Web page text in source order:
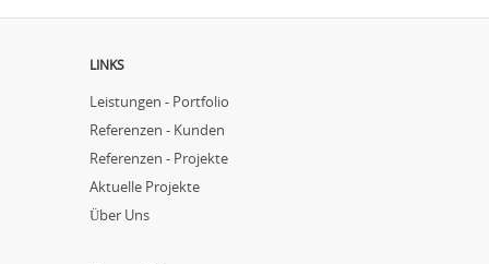
LINKS
Leistungen - Portfolio
Referenzen - Kunden
Referenzen - Projekte
Aktuelle Projekte
Über Uns